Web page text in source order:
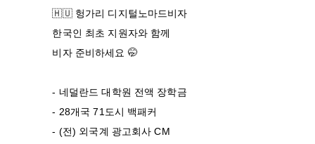
🇭🇺 헝가리 디지털노마드비자
한국인 최초 지원자와 함께
비자 준비하세요 🤭
- 네덜란드 대학원 전액 장학금
- 28개국 71도시 백패커
- (전) 외국계 광고회사 CM